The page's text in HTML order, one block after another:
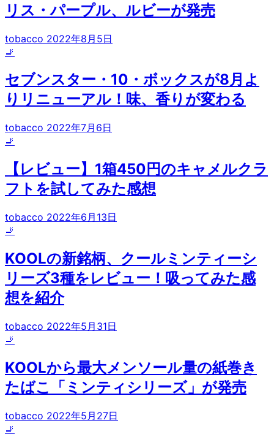
リス・パープル、ルビーが発売
tobacco 2022年8月5日
🚬
セブンスター・10・ボックスが8月よ
りリニューアル！味、香りが変わる
tobacco 2022年7月6日
🚬
【レビュー】1箱450円のキャメルクラ
フトを試してみた感想
tobacco 2022年6月13日
🚬
KOOLの新銘柄、クールミンティーシ
リーズ3種をレビュー！吸ってみた感
想を紹介
tobacco 2022年5月31日
🚬
KOOLから最大メンソール量の紙巻き
たばこ「ミンティシリーズ」が発売
tobacco 2022年5月27日
🚬